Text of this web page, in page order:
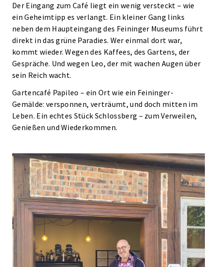
Der Eingang zum Café liegt ein wenig versteckt – wie
ein Geheimtipp es verlangt. Ein kleiner Gang links
neben dem Haupteingang des Feininger Museums führt
direkt in das grüne Paradies. Wer einmal dort war,
kommt wieder. Wegen des Kaffees, des Gartens, der
Gespräche. Und wegen Leo, der mit wachen Augen über
sein Reich wacht.
Gartencafé Papileo – ein Ort wie ein Feininger-
Gemälde: versponnen, verträumt, und doch mitten im
Leben. Ein echtes Stück Schlossberg – zum Verweilen,
Genießen und Wiederkommen.